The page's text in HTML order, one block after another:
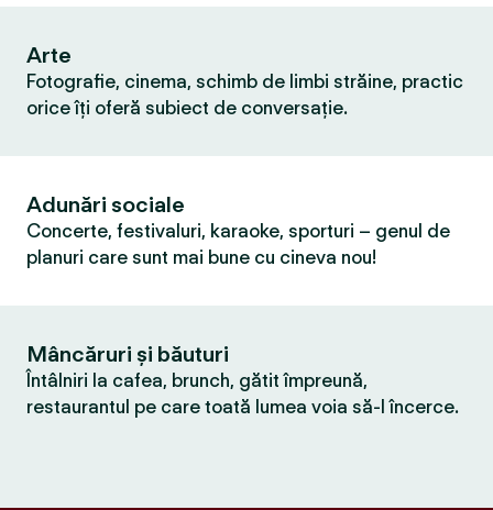
Arte
Fotografie, cinema, schimb de limbi străine, practic
orice îți oferă subiect de conversație.
Adunări sociale
Concerte, festivaluri, karaoke, sporturi – genul de
planuri care sunt mai bune cu cineva nou!
Mâncăruri și băuturi
Întâlniri la cafea, brunch, gătit împreună,
restaurantul pe care toată lumea voia să-l încerce.